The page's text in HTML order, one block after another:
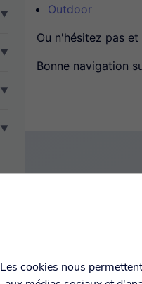
Outdoor
Ou n'hésitez pas et
Bonne navigation
Les cookies nous